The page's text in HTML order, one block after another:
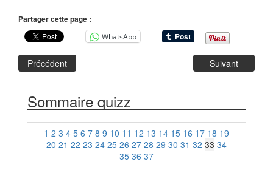
Partager cette page :
WhatsApp
Précédent Suivant
Sommaire quizz
1 2 3 4 5 6 7 8 9 10 11 12 13 14 15 16 17 18 19
20 21 22 23 24 25 26 27 28 29 30 31 32 33 34
35 36 37